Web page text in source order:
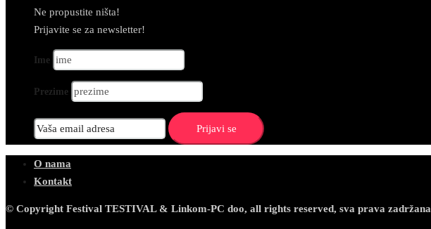
Ne propustite ništa!
Prijavite se za newsletter!
Ime
Prezime
O nama
Kontakt
© Copyright Festival TESTIVAL & Linkom-PC doo, all rights reserved, sva prava zadržana